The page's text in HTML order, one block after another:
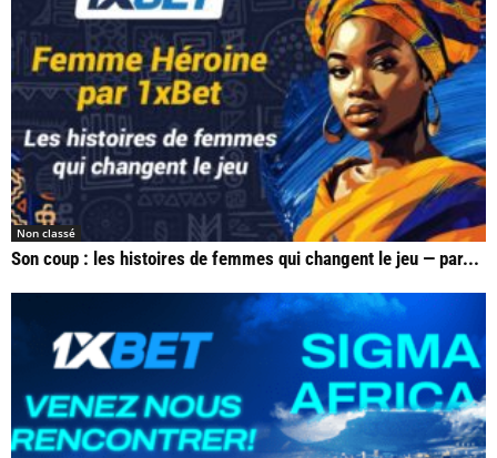
Non classé
Son coup : les histoires de femmes qui changent le jeu — par...